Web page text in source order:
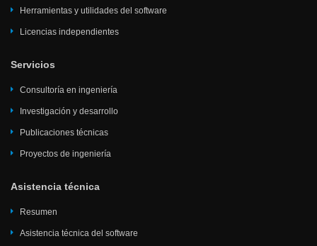
Herramientas y utilidades del software
Licencias independientes
Servicios
Consultoría en ingeniería
Investigación y desarrollo
Publicaciones técnicas
Proyectos de ingeniería
Asistencia técnica
Resumen
Asistencia técnica del software